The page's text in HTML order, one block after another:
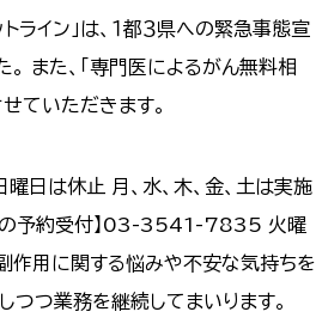
イン」は、１都３県への緊急事態宣
また、「専門医によるがん無料相
ていただきます。
は休止 月、水、木、金、土は実施
の予約受付】03-3541-7835 火曜
作用に関する悩みや不安な気持ちを
つつ業務を継続してまいります。